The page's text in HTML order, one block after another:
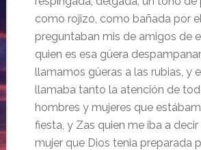
como rojizo, como bañada por
preguntaban mis de amigos de
quien es esa güera
llamamos güeras a las rubias, y
llamaba tanto la atención de
hombres y mujeres que
fiesta, y Zas quien me iba a
mujer que Dios tenia preparada